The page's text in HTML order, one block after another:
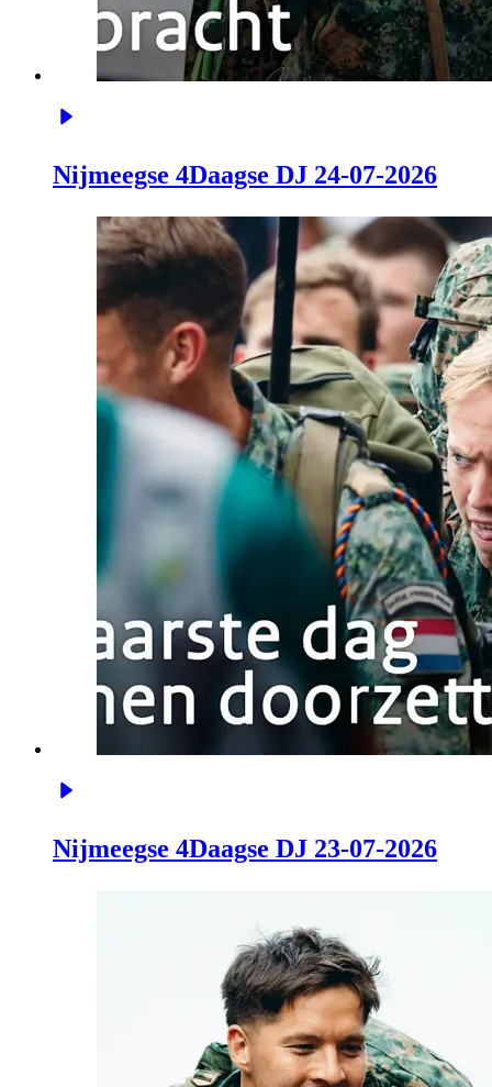
Nijmeegse 4Daagse DJ 24-07-2026
Nijmeegse 4Daagse DJ 23-07-2026